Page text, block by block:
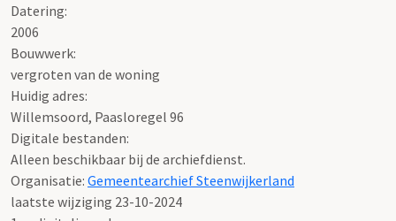
Datering:
2006
Bouwwerk:
vergroten van de woning
Huidig adres:
Willemsoord, Paasloregel 96
Digitale bestanden:
Alleen beschikbaar bij de archiefdienst.
Organisatie: Gemeentearchief Steenwijkerland
laatste wijziging 23-10-2024